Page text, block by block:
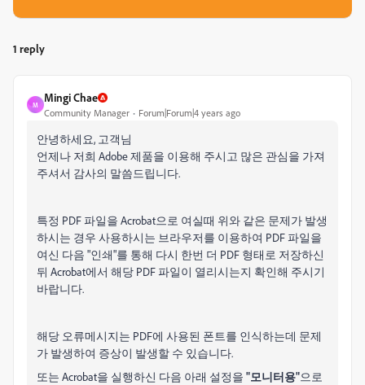
1 reply
M
Mingi Chae
Community Manager Forum|Forum|4 years ago
안녕하세요, 고객님
언제나 저희 Adobe 제품을 이용해 주시고 많은 관심을 가져
주셔서 감사의 말씀드립니다.
특정 PDF 파일을 Acrobat으로 여실때 위와 같은 문제가 발생
하시는 경우 사용하시는 브라우저를 이용하여 PDF 파일을
여신 다음 "인쇄"를 통해 다시 한번 더 PDF 형태로 저장하신
뒤 Acrobat에서 해당 PDF 파일이 열리시는지 확인해 주시기
바랍니다.
해당 오류메시지는 PDF에 사용된 폰트를 인식하는데 문제
가 발생하여 증상이 발생할 수 있습니다.
또는 Acrobat을 실행하신 다음 아래 설정을 "모니터용"으로